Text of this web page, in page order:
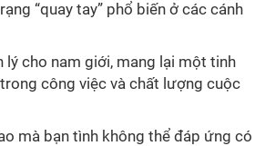
“quay tay” phổ biến ở các cánh
cho nam giới, mang lại một tinh
công việc và chất lượng cuộc
mà bạn tình không thể đáp ứng có